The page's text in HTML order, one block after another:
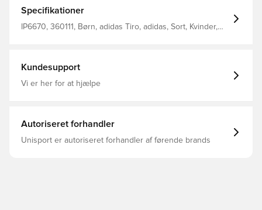
minimum 70 % genbrugsmateriale
Specifikationer
IP6670, 360111, Børn, adidas Tiro, adidas, Sort, Kvinder,
Kundesupport
Vi er her for at hjælpe
Autoriseret forhandler
Unisport er autoriseret forhandler af førende brands